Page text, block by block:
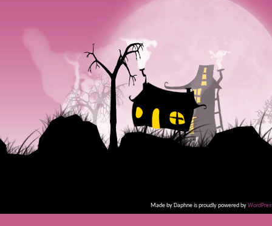
Made by Daphne is proudly powered by